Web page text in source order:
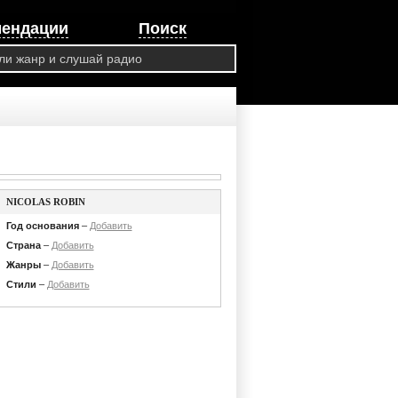
Поиск
NICOLAS ROBIN
Год основания– Добавить
Страна– Добавить
Жанры– Добавить
Стили – Добавить